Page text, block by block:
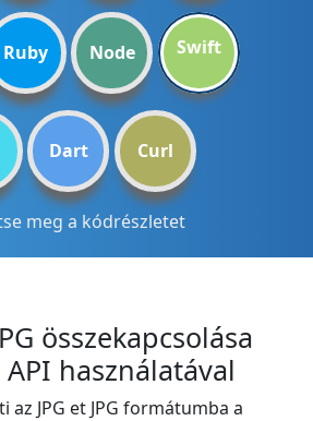
Ruby Node Swift
Dart Curl
meg a kódrészletet
összekapcsolása
API használatával
az JPG et JPG formátumba a